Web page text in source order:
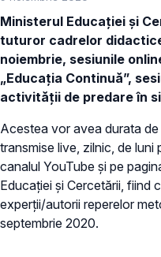
Ministerul Educației și
tuturor cadrelor
noiembrie, sesiunile
„Educația Continuă”,
activității de predare în
Acestea vor avea durata
transmise live, zilnic, de luni
canalul YouTube și pe
Educației și Cercetării, fiind
experții/autorii reperelor
septembrie 2020.